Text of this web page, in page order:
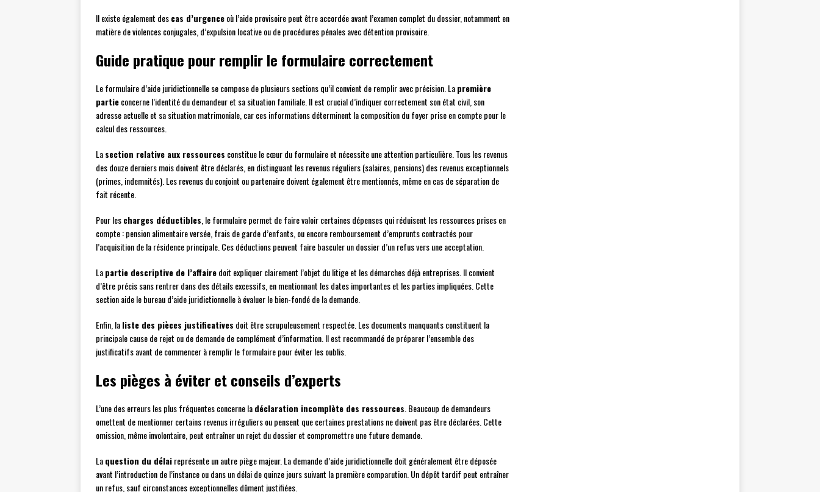
Il existe également descas d’urgenceoù l’aide provisoire peut être accordée avant l’examen complet du dossier, notamment en
matière de violences conjugales, d’expulsion locative ou de procédures pénales avec détention provisoire.
Guide pratique pour remplir le formulaire correctement
Le formulaire d’aide juridictionnelle se compose de plusieurs sections qu’il convient de remplir avec précision. Lapremière
partieconcerne l’identité du demandeur et sa situation familiale. Il est crucial d’indiquer correctement son état civil, son
adresse actuelle et sa situation matrimoniale, car ces informations déterminent la composition du foyer prise en compte pour le
calcul des ressources.
Lasection relative aux ressources constitue le cœur du formulaire et nécessite une attention particulière. Tous les revenus
des douze derniers mois doivent être déclarés, en distinguant les revenus réguliers (salaires, pensions) des revenus exceptionnels
(primes, indemnités). Les revenus du conjoint ou partenaire doivent également être mentionnés, même en cas de séparation de
fait récente.
Pour lescharges déductibles , le formulaire permet de faire valoir certaines dépenses qui réduisent les ressources prises en
compte : pension alimentaire versée, frais de garde d’enfants, ou encore remboursement d’emprunts contractés pour
l’acquisition de la résidence principale. Ces déductions peuvent faire basculer un dossier d’un refus vers une acceptation.
Lapartie descriptive de l’affairedoit expliquer clairement l’objet du litige et les démarches déjà entreprises. Il convient
d’être précis sans rentrer dans des détails excessifs, en mentionnant les dates importantes et les parties impliquées. Cette
section aide le bureau d’aide juridictionnelle à évaluer le bien-fondé de la demande.
Enfin, laliste des pièces justificatives doit être scrupuleusement respectée. Les documents manquants constituent la
principale cause de rejet ou de demande de complément d’information. Il est recommandé de préparer l’ensemble des
justificatifs avant de commencer à remplir le formulaire pour éviter les oublis.
Les pièges à éviter et conseils d’experts
L’une des erreurs les plus fréquentes concerne ladéclaration incomplète des ressources . Beaucoup de demandeurs
omettent de mentionner certains revenus irréguliers ou pensent que certaines prestations ne doivent pas être déclarées. Cette
omission, même involontaire, peut entraîner un rejet du dossier et compromettre une future demande.
Laquestion du délaireprésente un autre piège majeur. La demande d’aide juridictionnelle doit généralement être déposée
avant l’introduction de l’instance ou dans un délai de quinze jours suivant la première comparution. Un dépôt tardif peut entraîner
un refus, sauf circonstances exceptionnelles dûment justifiées.